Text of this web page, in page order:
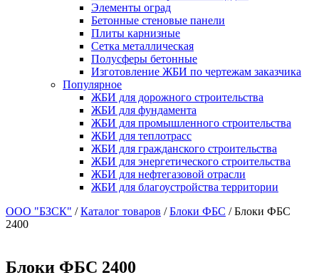
Элементы оград
Бетонные стеновые панели
Плиты карнизные
Сетка металлическая
Полусферы бетонные
Изготовление ЖБИ по чертежам заказчика
Популярное
ЖБИ для дорожного строительства
ЖБИ для фундамента
ЖБИ для промышленного строительства
ЖБИ для теплотрасс
ЖБИ для гражданского строительства
ЖБИ для энергетического строительства
ЖБИ для нефтегазовой отрасли
ЖБИ для благоустройства территории
ООО "БЗСК" /Каталог товаров /Блоки ФБС /Блоки ФБС
2400
Блоки ФБС 2400